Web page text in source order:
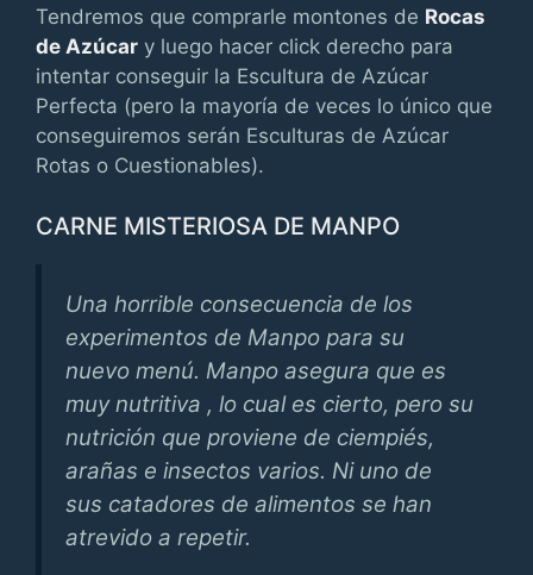
Tendremos que comprarle montones de Rocas
de Azúcar y luego hacer click derecho para
intentar conseguir la Escultura de Azúcar
Perfecta (pero la mayoría de veces lo único que
conseguiremos serán Esculturas de Azúcar
Rotas o Cuestionables).
CARNE MISTERIOSA DE MANPO
Una horrible consecuencia de los
experimentos de Manpo para su
nuevo menú. Manpo asegura que es
muy nutritiva , lo cual es cierto, pero su
nutrición que proviene de ciempiés,
arañas e insectos varios. Ni uno de
sus catadores de alimentos se han
atrevido a repetir.